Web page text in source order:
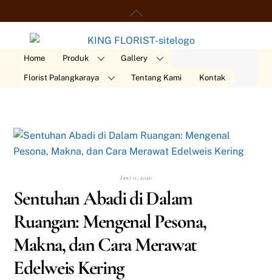
to
content
Home Produk Gallery
Florist Palangkaraya Tentang Kami Kontak
Juni 11, 2026
Sentuhan Abadi di Dalam
Ruangan: Mengenal Pesona,
Makna, dan Cara Merawat
Edelweis Kering
Back
To
Top